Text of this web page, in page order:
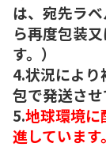
は、宛先ラ
ら再度包装
す。）
4.状況によ
包で発送させ
5.地球環境に
進しています